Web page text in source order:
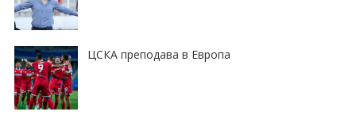
ЦСКА преподава в Европа